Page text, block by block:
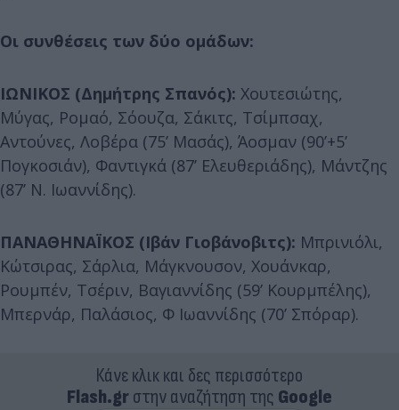
Οι συνθέσεις των δύο ομάδων:
ΙΩΝΙΚΟΣ (Δημήτρης Σπανός): Χουτεσιώτης,
Μύγας, Ρομαό, Σόουζα, Σάκιτς, Τσίμπσαχ,
Αντούνες, Λοβέρα (75’ Μασάς), Άοσμαν (90’+5’
Πογκοσιάν), Φαντιγκά (87’ Ελευθεριάδης), Μάντζης
(87’ Ν. Ιωαννίδης).
ΠΑΝΑΘΗΝΑΪΚΟΣ (Ιβάν Γιοβάνοβιτς): Μπρινιόλι,
Κώτσιρας, Σάρλια, Μάγκνουσον, Χουάνκαρ,
Ρουμπέν, Τσέριν, Βαγιαννίδης (59’ Κουρμπέλης),
Μπερνάρ, Παλάσιος, Φ Ιωαννίδης (70’ Σπόραρ).
Κάνε κλικ και δες περισσότερο
Flash.grστην αναζήτηση της Google